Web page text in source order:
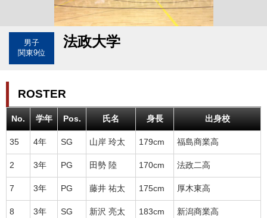
男子
関東9位
法政大学
ROSTER
No. 学年 Pos. 氏名 身長 出身校
35 4年 SG 山岸 玲太 179cm 福島商業高
2 3年 PG 田勢 陸 170cm 法政二高
7 3年 PG 藤井 祐太 175cm 厚木東高
8 3年 SG 新沢 亮太 183cm 新潟商業高